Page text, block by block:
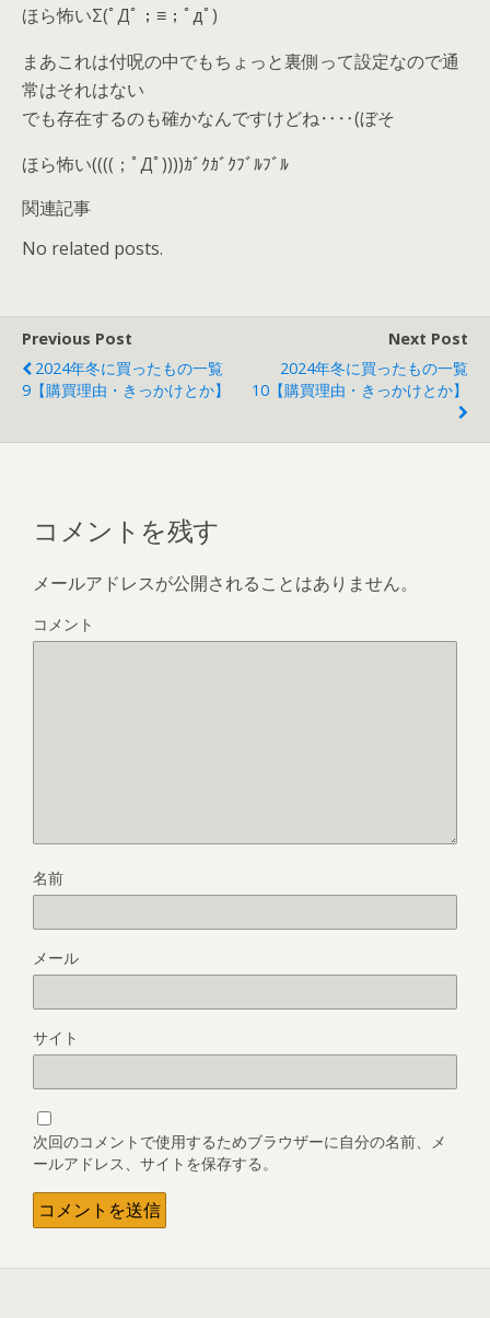
ほら怖いΣ(ﾟДﾟ；≡；ﾟдﾟ)
まあこれは付呪の中でもちょっと裏側って設定なので通
常はそれはない
でも存在するのも確かなんですけどね‥‥(ぼそ
ほら怖い((((；ﾟДﾟ))))ｶﾞｸｶﾞｸﾌﾞﾙﾌﾞﾙ
関連記事
No related posts.
Previous Post
2024年冬に買ったもの一覧
9【購買理由・きっかけとか】
Next Post
2024年冬に買ったもの一覧
10【購買理由・きっかけとか】
コメントを残す
メールアドレスが公開されることはありません。
コメント
名前
メール
サイト
次回のコメントで使用するためブラウザーに自分の名前、メ
ールアドレス、サイトを保存する。